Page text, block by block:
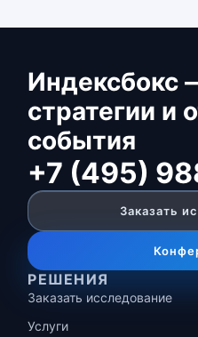
Индексбокс
стратегии и
события
+7 (495)
Заказать
РЕШЕНИЯ
Заказать исследование
Услуги